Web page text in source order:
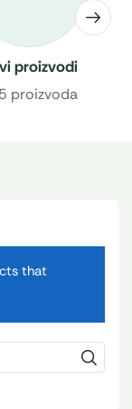
proizvodi
proizvoda
that